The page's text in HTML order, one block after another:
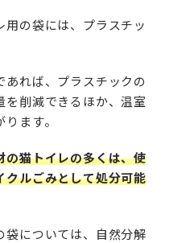
用の袋には、プラスチッ
あれば、プラスチックの
を削減できるほか、温室
ます。
の猫トイレの多くは、使
クルごみとして処分可能
袋については、自然分解